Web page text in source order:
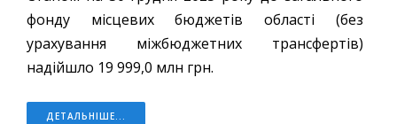
фонду місцевих бюджетів області (без
урахування міжбюджетних трансфертів)
надійшло 19 999,0 млн грн.
ДЕТАЛЬНІШЕ...